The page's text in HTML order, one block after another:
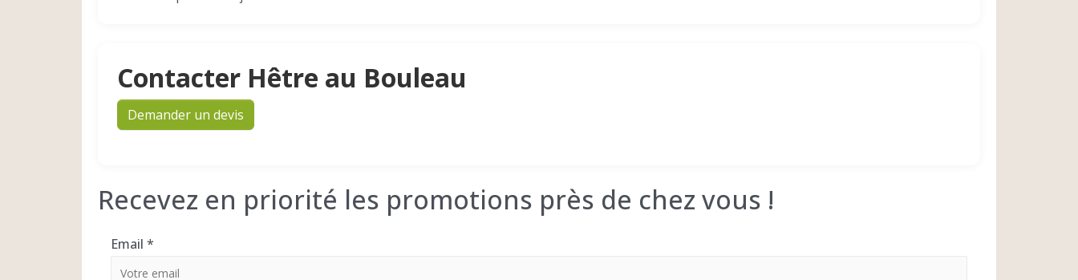
Contacter Hêtre au Bouleau
Demander un devis
Recevez en priorité les promotions près de chez vous !
Email *